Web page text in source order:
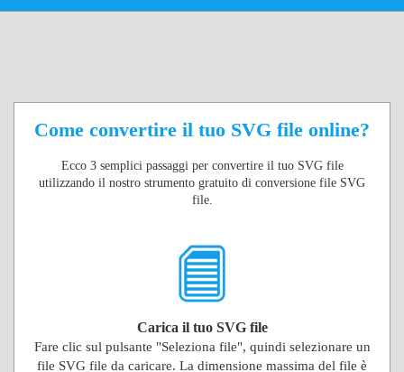
Come convertire il tuo SVG file online?
Ecco 3 semplici passaggi per convertire il tuo SVG file
utilizzando il nostro strumento gratuito di conversione file SVG
file.
Carica il tuo SVG file
Fare clic sul pulsante "Seleziona file", quindi selezionare un
file SVG file da caricare. La dimensione massima del file è